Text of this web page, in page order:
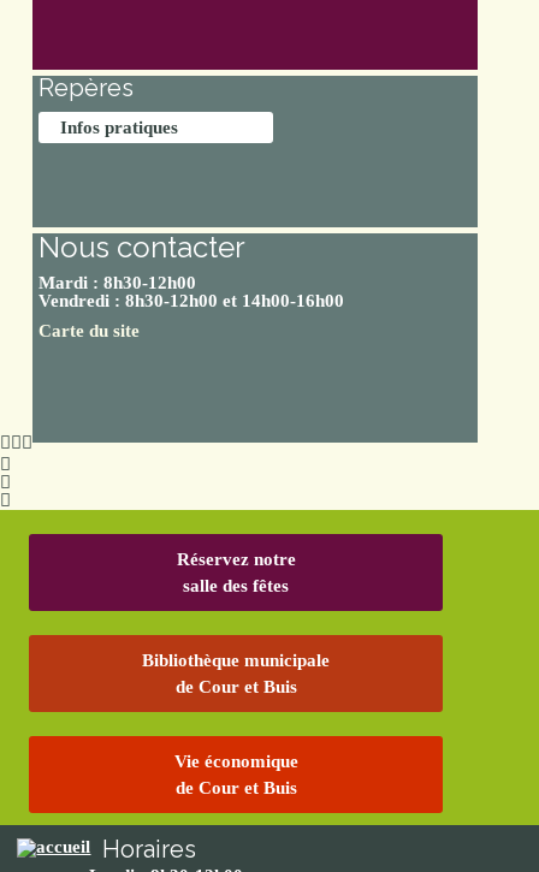
Repères
Infos pratiques
Nous contacter
Mardi : 8h30-12h00
Vendredi : 8h30-12h00 et 14h00-16h00
Carte du site
Réservez notre
salle des fêtes
Bibliothèque municipale
de Cour et Buis
Vie économique
de Cour et Buis
Horaires